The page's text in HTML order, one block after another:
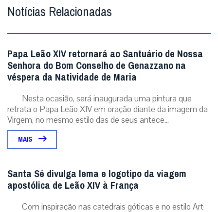
Notícias Relacionadas
Papa Leão XIV retornará ao Santuário de Nossa
Senhora do Bom Conselho de Genazzano na
véspera da Natividade de Maria
Nesta ocasião, será inaugurada uma pintura que
retrata o Papa Leão XIV em oração diante da imagem da
Virgem, no mesmo estilo das de seus antece...
MAIS
Santa Sé divulga lema e logotipo da viagem
apostólica de Leão XIV à França
Com inspiração nas catedrais góticas e no estilo Art